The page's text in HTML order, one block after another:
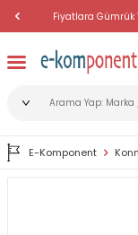
Fiyatlara Gümrük
E-Komponent